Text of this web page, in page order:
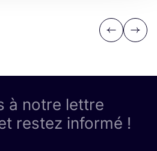
Previous
Next
à notre lettre
restez informé !